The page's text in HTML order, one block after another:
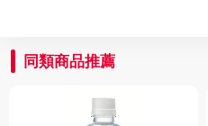
同類商品推薦